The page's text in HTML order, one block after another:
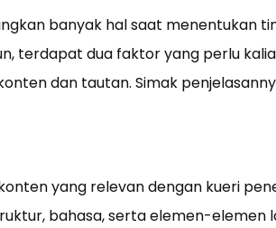
banyak hal saat menentukan
terdapat dua faktor yang perlu
dan tautan. Simak
yang relevan dengan kueri
bahasa, serta elemen-elemen